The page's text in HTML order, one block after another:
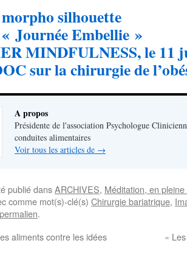
silhouette
Journée Embellie »
MINDFULNESS, le 11
sur la chirurgie de
A propos
Présidente de l'association Psychologue
conduites alimentaires
Voir tous les articles de →
publié dansARCHIVES, Méditation, en
comme mot(s)-clé(s) Chirurgie bariatrique,
.
aliments contre les idées
«